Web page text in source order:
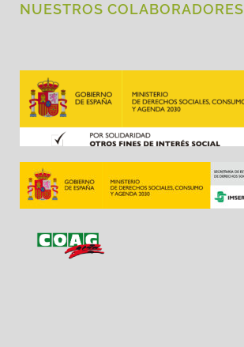
NUESTROS COLABORADORES